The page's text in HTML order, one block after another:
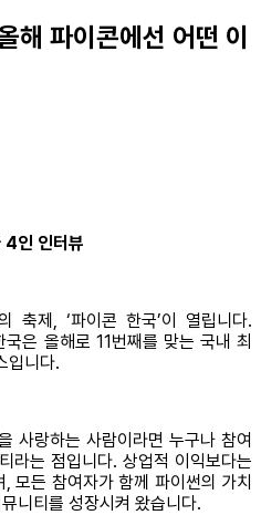
파이콘에선 어떤 이
인 인터뷰
축제, ‘파이콘 한국’이 열립니다.
은 올해로 11번째를 맞는 국내 최
입니다.
사랑하는 사람이라면 누구나 참여
라는 점입니다. 상업적 이익보다는
모든 참여자가 함께 파이썬의 가치
니티를 성장시켜 왔습니다.